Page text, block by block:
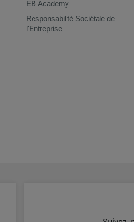
EB Academy
Responsabilité Sociétale de
l'Entreprise